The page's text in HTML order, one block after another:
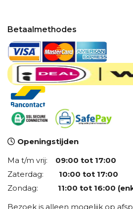
Betaalmethodes
Openingstijden
Ma t/m vrij: 09:00 tot 17:00
Zaterdag: 10:00 tot 17:00
Zondag: 11:00 tot 16:00
Bezoek is alleen mogelijk op